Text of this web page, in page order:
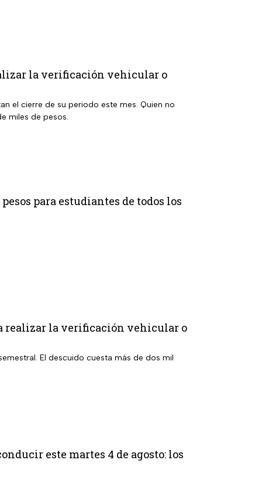
la verificación vehicular o
el cierre de su periodo este mes. Quien no
miles de pesos.
para estudiantes de todos los
realizar la verificación vehicular o
El descuido cuesta más de dos mil
este martes 4 de agosto: los